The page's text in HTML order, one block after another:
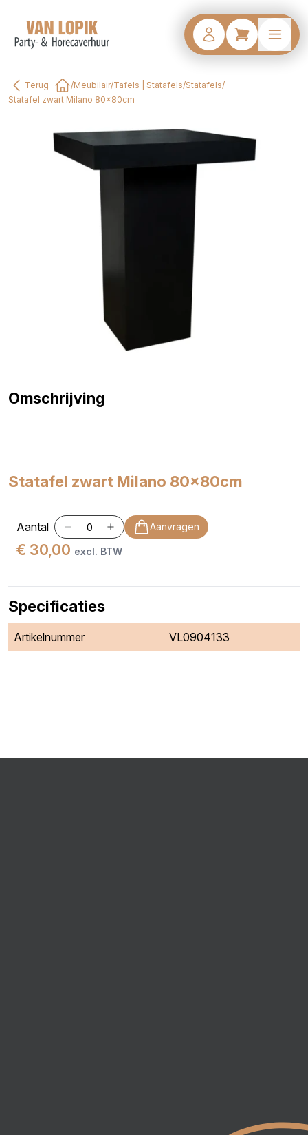
Terug
Home
/Meubilair/Tafels | Statafels/Statafels/
Statafel zwart Milano 80x80cm
Omschrijving
Statafel zwart Milano 80x80cm
Aantal Aanvragen
€ 30,00 excl. BTW
Specificaties
Artikelnummer VL0904133